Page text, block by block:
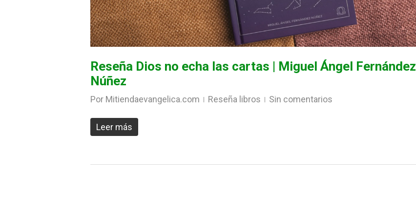
Reseña Dios no echa las cartas | Miguel Ángel Fernández
Núñez
Por Mitiendaevangelica.com Reseña libros Sin comentarios
Leer más